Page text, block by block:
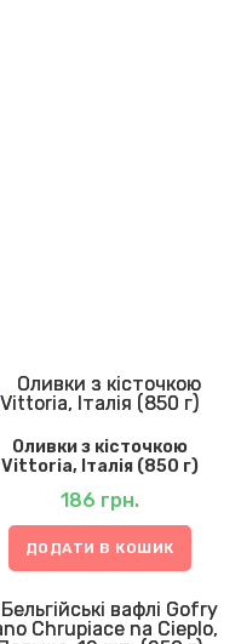
Оливки з кісточкою
Vittoria, Італія (850 г)
186 грн.
ДОДАТИ В КОШИК